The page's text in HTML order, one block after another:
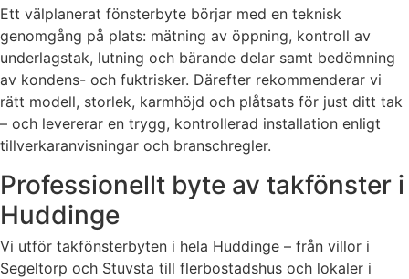
Ett välplanerat fönsterbyte börjar med en teknisk
genomgång på plats: mätning av öppning, kontroll av
underlagstak, lutning och bärande delar samt bedömning
av kondens- och fuktrisker. Därefter rekommenderar vi
rätt modell, storlek, karmhöjd och plåtsats för just ditt tak
– och levererar en trygg, kontrollerad installation enligt
tillverkaranvisningar och branschregler.
Professionellt byte av takfönster i
Huddinge
Vi utför takfönsterbyten i hela Huddinge – från villor i
Segeltorp och Stuvsta till flerbostadshus och lokaler i